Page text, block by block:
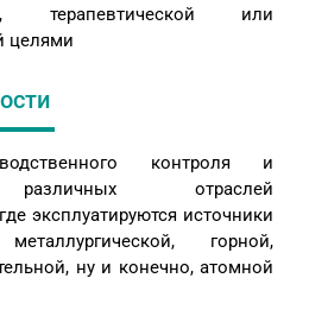
терапевтической или
целями
контроля и
различных отраслей
эксплуатируются источники
горной,
ну и конечно, атомной